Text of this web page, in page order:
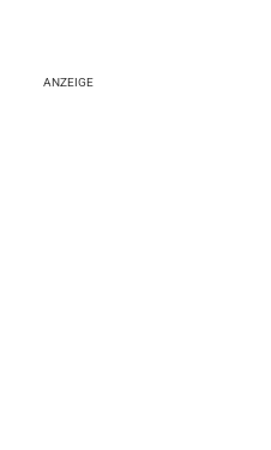
ANZEIGE